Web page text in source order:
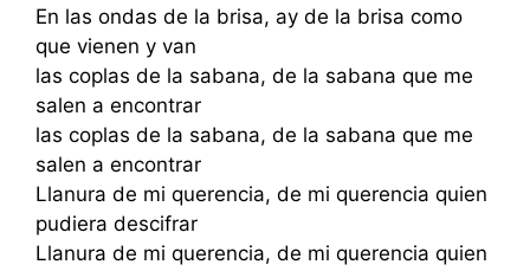
En las ondas de la brisa, ay de la brisa como
que vienen y van
las coplas de la sabana, de la sabana que me
salen a encontrar
las coplas de la sabana, de la sabana que me
salen a encontrar
Llanura de mi querencia, de mi querencia quien
pudiera descifrar
Llanura de mi querencia, de mi querencia quien